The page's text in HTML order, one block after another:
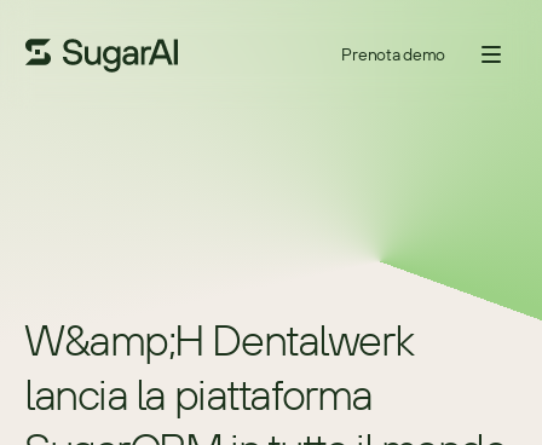
Prenota demo
W&amp;H Dentalwerk
lancia la piattaforma